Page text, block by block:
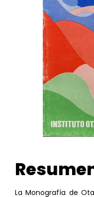
La Monografía de